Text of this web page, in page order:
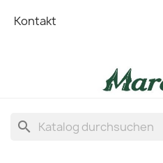
Kontakt
search